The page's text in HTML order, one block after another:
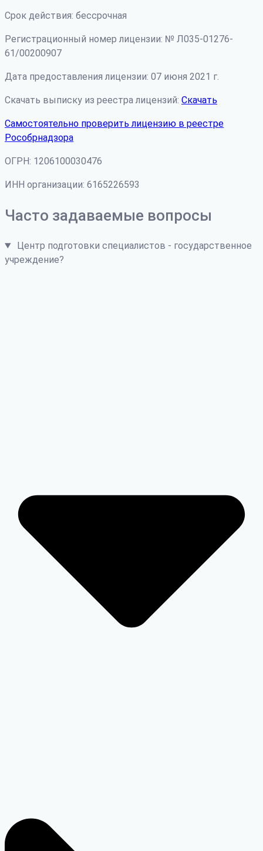
Срок действия: бессрочная
Регистрационный номер лицензии: № Л035-01276-
61/00200907
Дата предоставления лицензии: 07 июня 2021 г.
Скачать выписку из реестра лицензий: Скачать
Самостоятельно проверить лицензию в реестре
Рособрнадзора
ОГРН: 1206100030476
ИНН организации: 6165226593
Часто задаваемые вопросы
Центр подготовки специалистов - государственное
учреждение?